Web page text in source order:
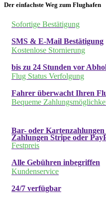
Der einfachste Weg zum Flughafen
Sofortige Bestätigung
SMS & E-Mail Bestätigung
Kostenlose Stornierung
bis zu 24 Stunden vor
Flug Status Verfolgung
Fahrer überwacht Ihren
Bequeme
Bar- oder
Zahlungen Stripe oder
Festpreis
Alle Gebühren inbegriffen
Kundenservice
24/7 verfügbar